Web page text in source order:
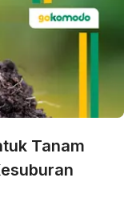
Tanam